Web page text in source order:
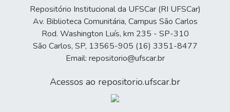
Repositório Institucional da UFSCar (RI UFSCar)
Av. Biblioteca Comunitária, Campus São Carlos
Rod. Washington Luís, km 235 - SP-310
São Carlos, SP, 13565-905 (16) 3351-8477
Email: repositorio@ufscar.br
Acessos ao repositorio.ufscar.br